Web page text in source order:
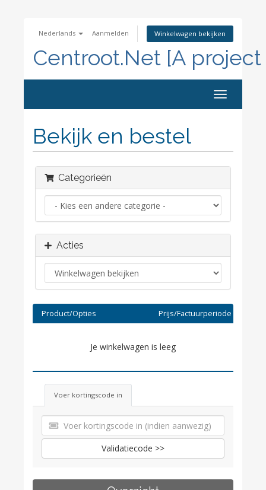
Nederlands Aanmelden Winkelwagen bekijken
Centroot.Net [A
Navigatie
in-/
Bekijk en bestel
Categorieën
Acties
Product/Opties Prijs/Factuurperiode
Je winkelwagen is leeg
Voer kortingscode in
Validatiecode >>